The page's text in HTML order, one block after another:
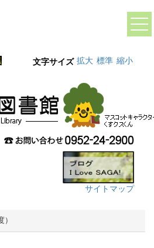
文字サイズ 拡大 標準 縮小
サイトマップ